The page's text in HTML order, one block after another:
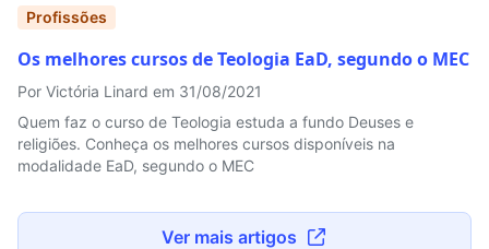
Ver mais artigos
Profissões
Os melhores cursos de Teologia EaD, segundo o MEC
Por Victória Linard em 31/08/2021
Quem faz o curso de Teologia estuda a fundo Deuses e
religiões. Conheça os melhores cursos disponíveis na
modalidade EaD, segundo o MEC